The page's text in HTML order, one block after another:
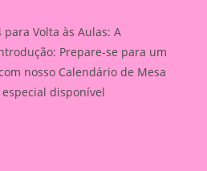
Volta às Aulas: A
Prepare-se para um
nosso Calendário de Mesa
disponível